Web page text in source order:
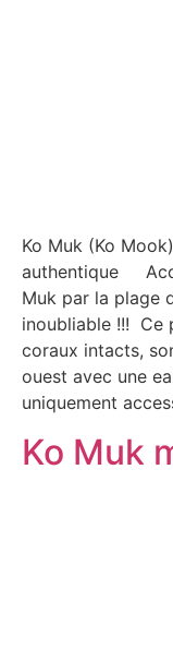
Ko Muk (Ko
authentique
Muk par la plage
inoubliable !!! Ce
coraux intacts,
ouest avec une
uniquement
Ko Muk